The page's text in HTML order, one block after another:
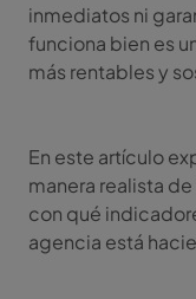
inmediatos ni
funciona bien es
más rentables y
En este artículo
manera realista
con qué
agencia está